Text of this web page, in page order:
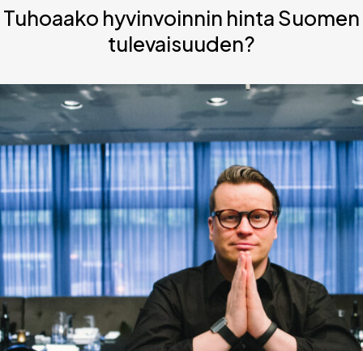
Tuhoaako hyvinvoinnin hinta Suomen
tulevaisuuden?